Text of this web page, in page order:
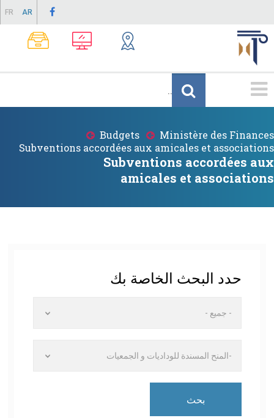
content
FR AR
Principale
Breadcrumb
Ministère des Finances
Budgets
Subventions accordées aux amicales et associations
Subventions accordées aux
amicales et associations
حدد البحث الخاصة بك
- جميع -
-المنح المسندة للوداديات و الجمعيات